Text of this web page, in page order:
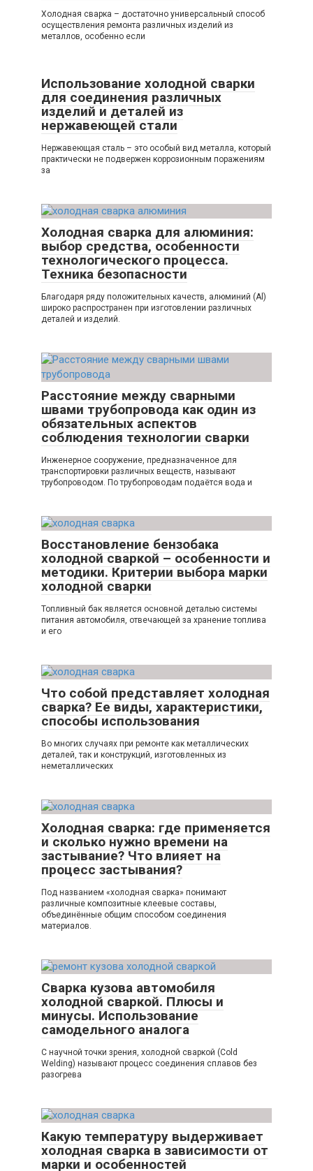
Холодная сварка – достаточно универсальный способ
осуществления ремонта различных изделий из
металлов, особенно если
Использование холодной сварки
для соединения различных
изделий и деталей из
нержавеющей стали
Нержавеющая сталь – это особый вид металла, который
практически не подвержен коррозионным поражениям
за
Холодная сварка для алюминия:
выбор средства, особенности
технологического процесса.
Техника безопасности
Благодаря ряду положительных качеств, алюминий (Al)
широко распространен при изготовлении различных
деталей и изделий.
Расстояние между сварными
швами трубопровода как один из
обязательных аспектов
соблюдения технологии сварки
Инженерное сооружение, предназначенное для
транспортировки различных веществ, называют
трубопроводом. По трубопроводам подаётся вода и
Восстановление бензобака
холодной сваркой – особенности и
методики. Критерии выбора марки
холодной сварки
Топливный бак является основной деталью системы
питания автомобиля, отвечающей за хранение топлива
и его
Что собой представляет холодная
сварка? Ее виды, характеристики,
способы использования
Во многих случаях при ремонте как металлических
деталей, так и конструкций, изготовленных из
неметаллических
Холодная сварка: где применяется
и сколько нужно времени на
застывание? Что влияет на
процесс застывания?
Под названием «холодная сварка» понимают
различные композитные клеевые составы,
объединённые общим способом соединения
материалов.
Сварка кузова автомобиля
холодной сваркой. Плюсы и
минусы. Использование
самодельного аналога
С научной точки зрения, холодной сваркой (Cold
Welding) называют процесс соединения сплавов без
разогрева
Какую температуру выдерживает
холодная сварка в зависимости от
марки и особенностей